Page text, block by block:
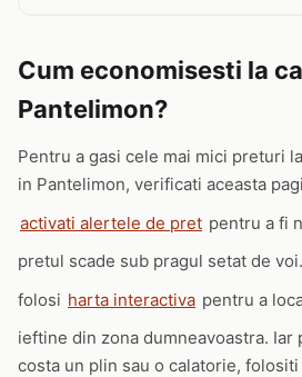
Cum economisesti la
Pantelimon?
Pentru a gasi cele mai mici preturi
in Pantelimon, verificati aceasta
activati alertele de pret pentru a fi
pretul scade sub pragul setat de
folosi harta interactiva pentru a
ieftine din zona dumneavoastra. Iar
costa un plin sau o calatorie, folositi